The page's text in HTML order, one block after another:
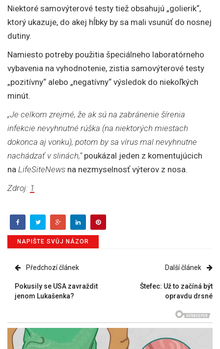
Niektoré samovýterové testy tiež obsahujú „golierik“,
ktorý ukazuje, do akej hĺbky by sa mali vsunúť do nosnej
dutiny.
Namiesto potreby použitia špeciálneho laboratórneho
vybavenia na vyhodnotenie, zistia samovýterové testy
„pozitívny“ alebo „negatívny“ výsledok do niekoľkých
minút.
„Je celkom zrejmé, že ak sú na zabránenie šírenia
infekcie nevyhnutné rúška (na niektorých miestach
dokonca aj vonku), potom by sa vírus mal nevyhnutne
nachádzať v slinách,“poukázal jeden z komentujúcich
na LifeSiteNews na nezmyselnosť výterov z nosa.
Zdroj: 1
NAPIŠTE SVŮJ NÁZOR
Předchozí článek
Pokusily se USA zavraždit
jenom Lukašenka?
Další článek
Štefec: Už to začíná být
opravdu drsné